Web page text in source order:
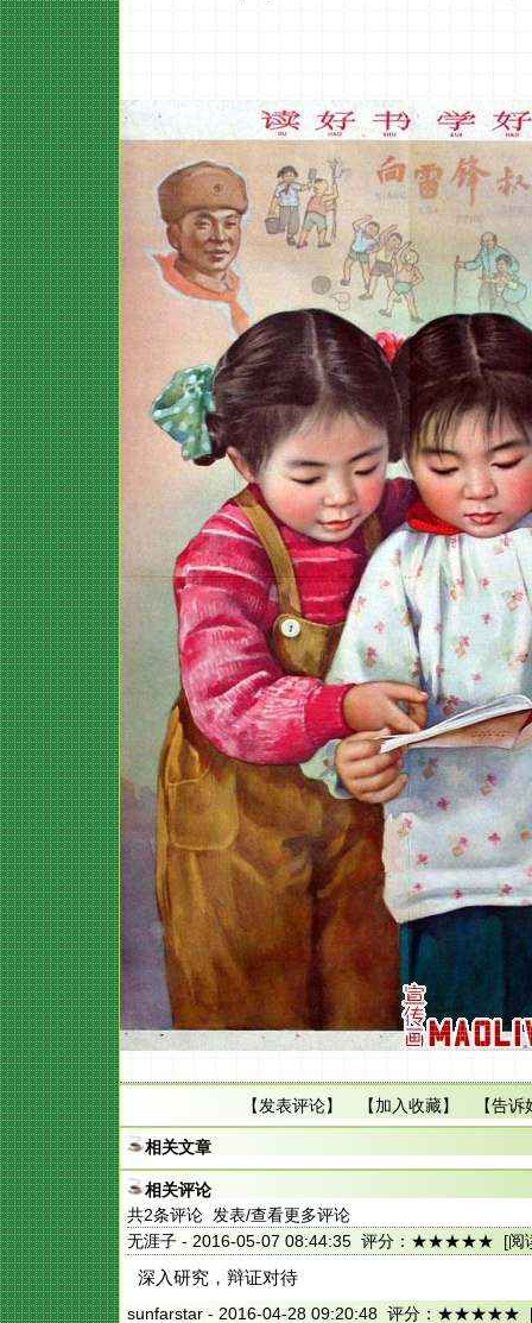
【发表评论】 【加入收藏】 【告诉
相关文章
相关评论
共2条评论 发表/查看更多评论
无涯子 - 2016-05-07 08:44:35 评分：★★★★★ [阅
深入研究，辩证对待
sunfarstar - 2016-04-28 09:20:48 评分：★★★★★